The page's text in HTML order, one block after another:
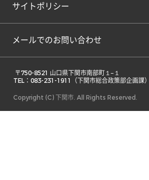
サイトポリシー
メールでのお問い合わせ
TEL：083-231-1911（下関市総合政策部企画課）
Copyright (C) 下関市. All Rights Reserved.